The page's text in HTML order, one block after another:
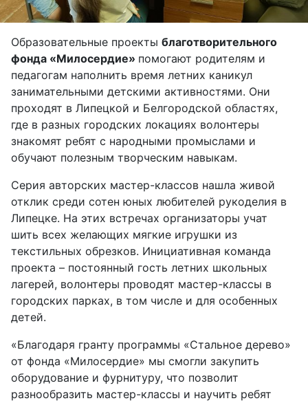
Образовательные проекты благотворительного
фонда «Милосердие» помогают родителям и
педагогам наполнить время летних каникул
занимательными детскими активностями. Они
проходят в Липецкой и Белгородской областях,
где в разных городских локациях волонтеры
знакомят ребят с народными промыслами и
обучают полезным творческим навыкам.
Серия авторских мастер-классов нашла живой
отклик среди сотен юных любителей рукоделия в
Липецке. На этих встречах организаторы учат
шить всех желающих мягкие игрушки из
текстильных обрезков. Инициативная команда
проекта – постоянный гость летних школьных
лагерей, волонтеры проводят мастер-классы в
городских парках, в том числе и для особенных
детей.
«Благодаря гранту программы «Стальное дерево»
от фонда «Милосердие» мы смогли закупить
оборудование и фурнитуру, что позволит
разнообразить мастер-классы и научить ребят